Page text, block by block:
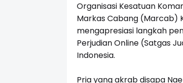
Organisasi Kesatuan
Markas Cabang (Marcab)
mengapresiasi langkah
Perjudian Online (Satgas
Indonesia.
Pria yang akrab disapa